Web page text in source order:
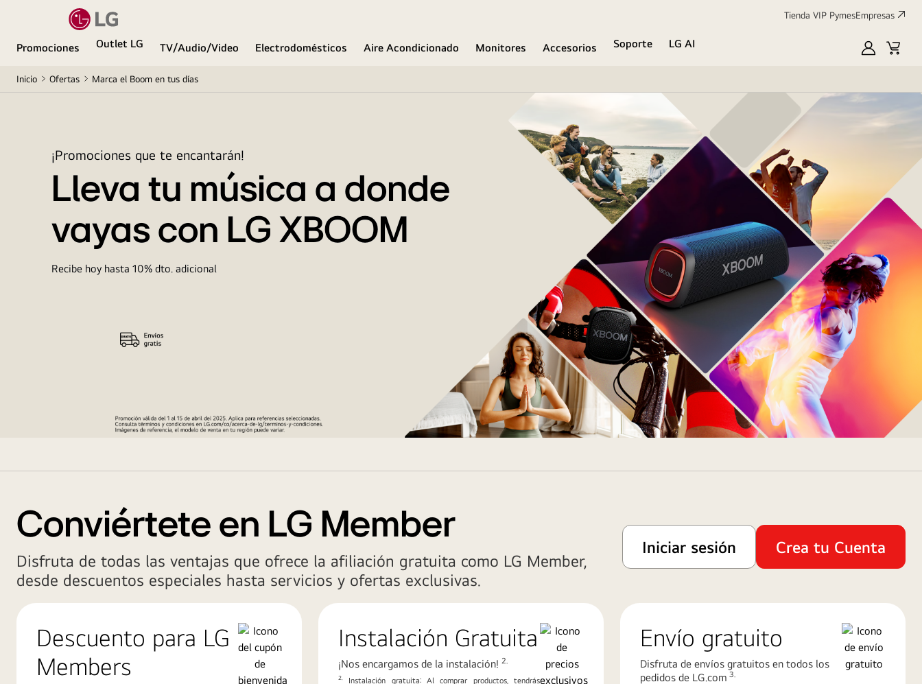
Tienda VIP PymesEmpresas
Promociones Outlet LG TV/Audio/Video Electrodomésticos Aire Acondicionado Monitores Accesorios Soporte
LG AI
MyLGCart
Inicio Ofertas Marca el Boom en tus días
disfrutando
XBOOM
icono
¡Promociones que te encantarán!
Lleva tu música a donde
vayas con LG XBOOM
Recibe hoy hasta 10% dto. adicional
Conviértete en LG Member
Disfruta de todas las ventajas que ofrece la afiliación gratuita como LG Member,
desde descuentos especiales hasta servicios y ofertas exclusivas.
Iniciar sesión Crea tu Cuenta
Descuento para LG
Members
Instalación Gratuita
¡Nos encargamos de la instalación! 2.
2.Instalación gratuita: Al comprar productos, tendrás
Envío gratuito
Disfruta de envíos gratuitos en todos los
pedidos de LG.com 3.